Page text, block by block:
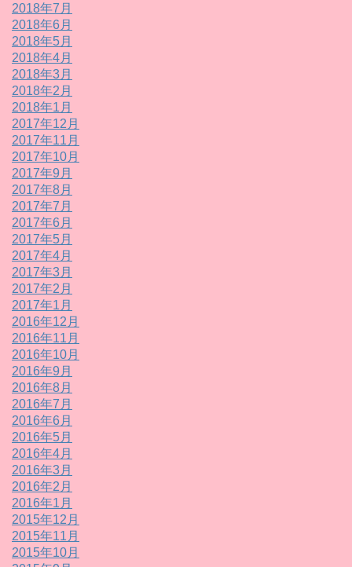
2018年7月
2018年6月
2018年5月
2018年4月
2018年3月
2018年2月
2018年1月
2017年12月
2017年11月
2017年10月
2017年9月
2017年8月
2017年7月
2017年6月
2017年5月
2017年4月
2017年3月
2017年2月
2017年1月
2016年12月
2016年11月
2016年10月
2016年9月
2016年8月
2016年7月
2016年6月
2016年5月
2016年4月
2016年3月
2016年2月
2016年1月
2015年12月
2015年11月
2015年10月